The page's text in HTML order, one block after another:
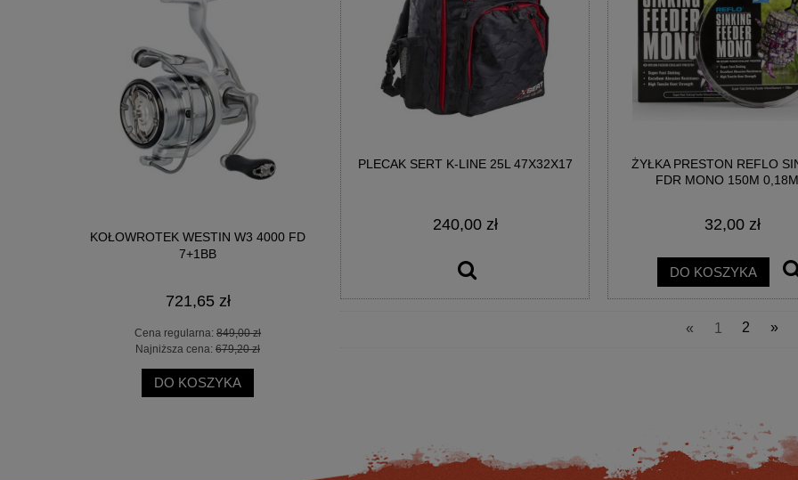
KOŁOWROTEK WESTIN W3 4000 FD
7+1BB
721,65 zł
Cena regularna: 849,00 zł
Najniższa cena: 679,20 zł
DO KOSZYKA
WĘDKA OKUMA 8K FEEDER 330CM 45GR
522,07 zł
KOŁOWROTEK SPRO DSX 4000
221,76 zł
Cena regularna: 264,00 zł
PLECAK SERT K-LINE 25L 47X32X17
240,00 zł
ŻYŁKA PRESTON REFLO
FDR MONO 150M
32,00 zł
DO KOSZYKA
« 1 2 »